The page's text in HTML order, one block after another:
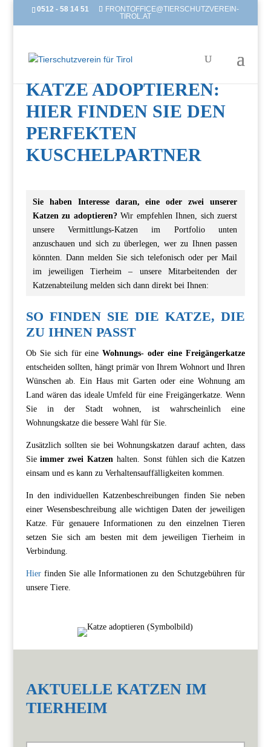
0512 - 58 14 51
FRONTOFFICE@TIERSCHUTZVEREIN-
TIROL.AT
KATZE ADOPTIEREN:
HIER FINDEN SIE DEN
PERFEKTEN
KUSCHELPARTNER
Sie haben Interesse daran, eine oder zwei unserer
Katzen zu adoptieren?Wir empfehlen Ihnen, sich zuerst
unsere Vermittlungs-Katzen im Portfolio unten
anzuschauen und sich zu überlegen, wer zu Ihnen passen
könnten. Dann melden Sie sich telefonisch oder per Mail
im jeweiligen Tierheim – unsere Mitarbeitenden der
Katzenabteilung melden sich dann direkt bei Ihnen:
SO FINDEN SIE DIE KATZE, DIE
ZU IHNEN PASST
Ob Sie sich für eine Wohnungs- oder eine Freigängerkatze
entscheiden sollten, hängt primär von Ihrem Wohnort und Ihren
Wünschen ab. Ein Haus mit Garten oder eine Wohnung am
Land wären das ideale Umfeld für eine Freigängerkatze. Wenn
Sie in der Stadt wohnen, ist wahrscheinlich eine
Wohnungskatze die bessere Wahl für Sie.
Zusätzlich sollten sie bei Wohnungskatzen darauf achten, dass
Sieimmer zwei Katzen halten. Sonst fühlen sich die Katzen
einsam und es kann zu Verhaltensauffälligkeiten kommen.
In den individuellen Katzenbeschreibungen finden Sie neben
einer Wesensbeschreibung alle wichtigen Daten der jeweiligen
Katze. Für genauere Informationen zu den einzelnen Tieren
setzen Sie sich am besten mit dem jeweiligen Tierheim in
Verbindung.
Hierfinden Sie alle Informationen zu den Schutzgebühren für
unsere Tiere.
AKTUELLE KATZEN IM
TIERHEIM